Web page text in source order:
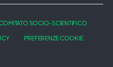
SOCIO-SCIENTIFICO
PREFERENZE COOKIE